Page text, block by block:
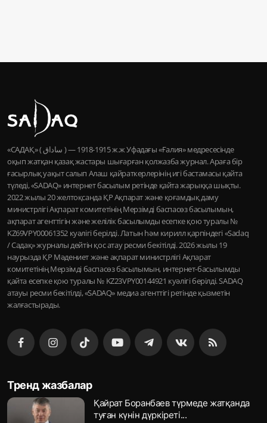
«САДАҚ» ( ساداق ) — 1915-1918 ж.ж Уфадағы «Ғалия» медресесінде
оқып жатқан қазақ жастары шығарған қолжазба журнал. Араға бір
ғасырлық уақыт салып Алаш қайраткерлерінің игі бастамасы қайта
түледі, «SADAQ» интернет басылым ретінде қайта жарыққа шықты.
2022 жылы 20 желтоқсанда ҚР Ақпарат және қоғамдық даму
министрлігі Ақпарат комитетінің Мерзімді баспасөз басылымын,
ақпарат агенттігін және желілік басылымды есепке қою туралы №
KZ69VPY00061352 куәлігі берілді. Латын һәм кирилл қарпіндегі «Sadaq
/ Садақ» журналы дейтін қос атау ресми бекітілді. 2026 жылы 19
наурызда ҚР Мәдениет және ақпарат министрлігі Ақпарат
комитетінің Мерзімді баспасөз басылымын, интернет-басылымды
қайта есепке қою туралы № KZ23VPY00144921 куәлігі берілді. SADAQ
атауы ресми бекітілді, «SADAQ» медиа агенттігі ретінде қызметін
жалғастырады.
Тренд жазбалар
Қайрат Боранбаев түрмеде жатқанда
туған күнін дүркіреті...